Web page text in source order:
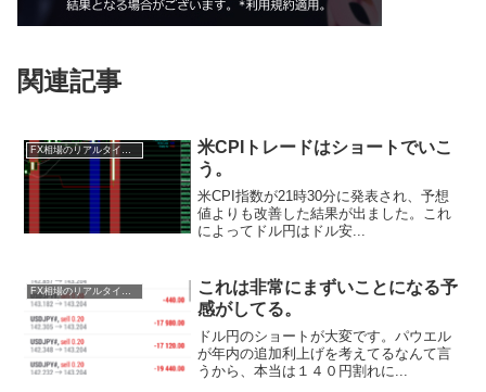
関連記事
FX相場のリアルタイム情報
米CPIトレードはショートでいこ
う。
米CPI指数が21時30分に発表され、予想
値よりも改善した結果が出ました。これ
によってドル円はドル安...
これは非常にまずいことになる予
感がしてる。
ドル円のショートが大変です。パウエル
が年内の追加利上げを考えてるなんて言
うから、本当は１４０円割れに...